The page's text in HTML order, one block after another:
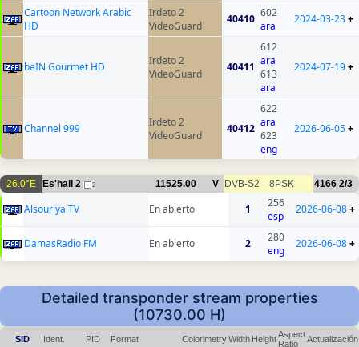
Cartoon Network Arabic
HD
Irdeto 2
VideoGuard
40410 602
ara
2024-03-23+
beIN Gourmet HD
Irdeto 2
VideoGuard
40411
612
ara
613
ara
2024-07-19+
Channel 999
Irdeto 2
VideoGuard
40412
622
ara
623
eng
2026-06-05+
26.0°E Es'hail 2 2 11525.00 V DVB-S2 8PSK 4166 2/3
Alsouriya TV En abierto 1
256
esp
2026-06-08+
DamasRadio FM En abierto 2
280
eng
2026-06-08+
Detailed transponder stream properties
(10730.00 H)
SID Ident. PID Format ColorimetryWidth HeightAspect
Ratio
Actualización